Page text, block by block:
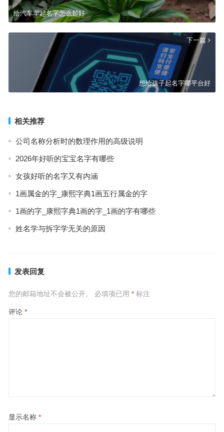
给汽车车起名字怎么起好
下一篇
想给孩子起名字哪平台好
相关推荐
公司名称分析时的数理作用的高级说明
2026年好听的宝宝名字有哪些
女孩好听的名字又有内涵
1画属金的字_康熙字典1画五行属金的字
1画的字_康熙字典1画的字_1画的字有哪些
姓名学与拆字学无关的原因
发表回复
您的邮箱地址不会被公开。 必填项已用 *标注
评论 *
显示名称 *